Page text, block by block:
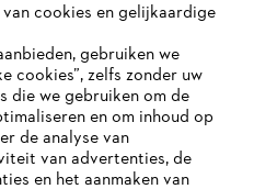
cookies en gelijkaardige
gebruiken we
cookies”, zelfs zonder uw
die we gebruiken om de
en om inhoud op
de analyse van
van advertenties, de
en het aanmaken van